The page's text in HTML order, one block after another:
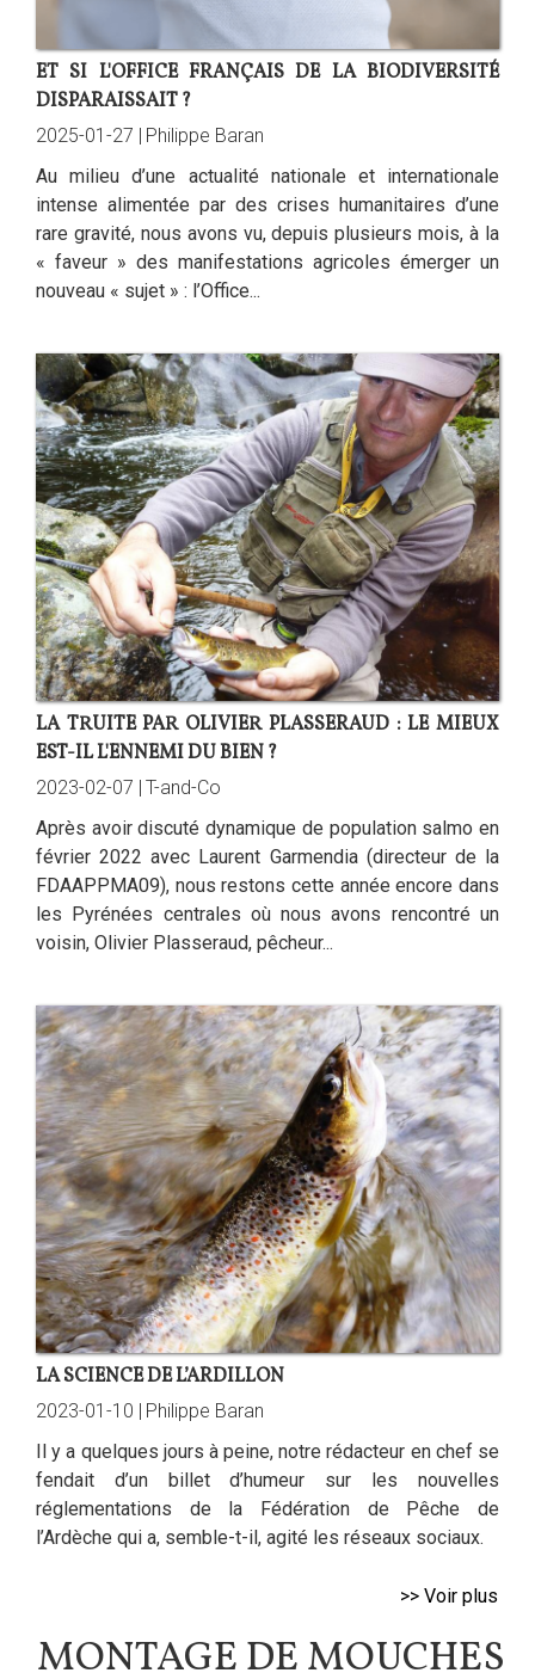
ET SI L'OFFICE FRANÇAIS DE LA BIODIVERSITÉ
DISPARAISSAIT ?
2025-01-27 |
Philippe Baran
Au milieu d’une actualité nationale et internationale
intense alimentée par des crises humanitaires d’une
rare gravité, nous avons vu, depuis plusieurs mois, à la
« faveur » des manifestations agricoles émerger un
nouveau « sujet » : l’Office...
LA TRUITE PAR OLIVIER PLASSERAUD : LE MIEUX
EST-IL L'ENNEMI DU BIEN ?
2023-02-07 | T-and-Co
Après avoir discuté dynamique de population salmo en
février 2022 avec Laurent Garmendia (directeur de la
FDAAPPMA09), nous restons cette année encore dans
les Pyrénées centrales où nous avons rencontré un
voisin, Olivier Plasseraud, pêcheur...
LA SCIENCE DE L’ARDILLON
2023-01-10 |
Philippe Baran
Il y a quelques jours à peine, notre rédacteur en chef se
fendait d’un billet d’humeur sur les nouvelles
réglementations de la Fédération de Pêche de
l’Ardèche qui a, semble-t-il, agité les réseaux sociaux.
>> Voir plus
MONTAGE DE MOUCHES